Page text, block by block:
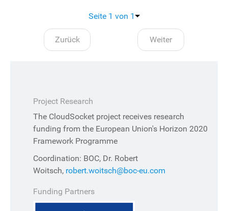
Seite 1 von 1
Zurück Weiter
Project Research
The CloudSocket project receives research
funding from the European Union's Horizon 2020
Framework Programme
Coordination: BOC, Dr. Robert
Woitsch, robert.woitsch@boc-eu.com
Funding Partners